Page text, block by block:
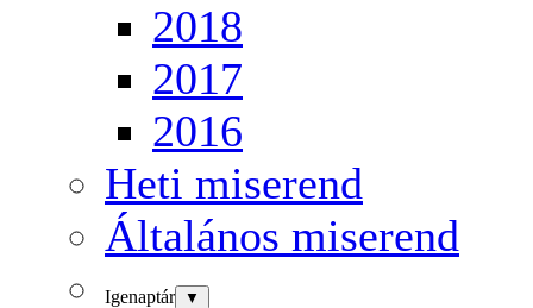
2018
2017
2016
Heti miserend
Általános miserend
Igenaptár ▼